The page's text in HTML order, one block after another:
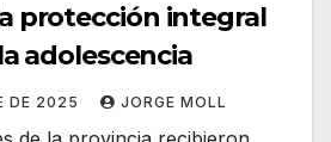
protección integral
adolescencia
DE 2025 JORGE MOLL